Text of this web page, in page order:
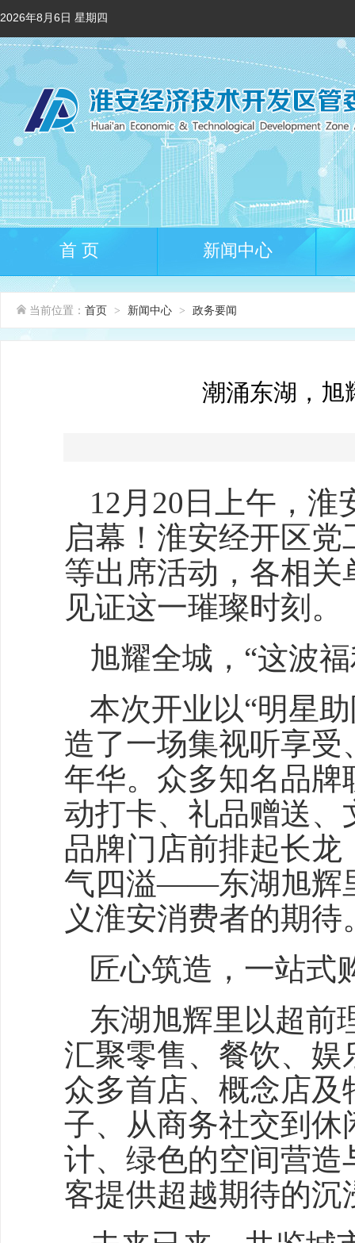
2026年8月6日 星期四
首 页 新闻中心
当前位置： 首页 > 新闻中心 > 政务要闻
潮涌东湖，
12月20日上午，
启幕！淮安经开区
等出席活动，各相
见证这一璀璨时刻。
旭耀全城，“这波
本次开业以“明星
造了一场集视听享
年华。众多知名品
动打卡、礼品赠送
品牌门店前排起长
气四溢——东湖旭辉
义淮安消费者的期待
匠心筑造，一站式
东湖旭辉里以超前
汇聚零售、餐饮、
众多首店、概念店
子、从商务社交到
计、绿色的空间营
客提供超越期待的沉